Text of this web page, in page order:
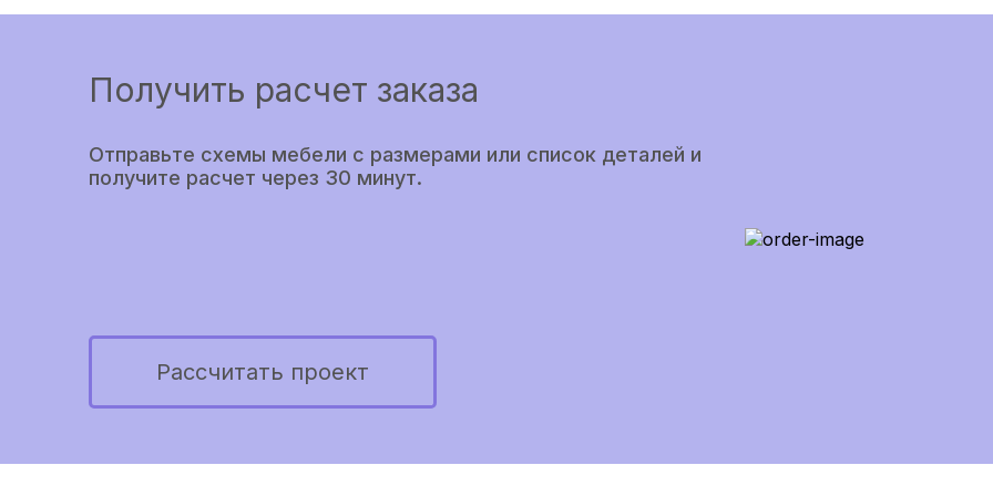
Получить расчет заказа
Отправьте схемы мебели с размерами или список деталей и
получите расчет через 30 минут.
Рассчитать проект